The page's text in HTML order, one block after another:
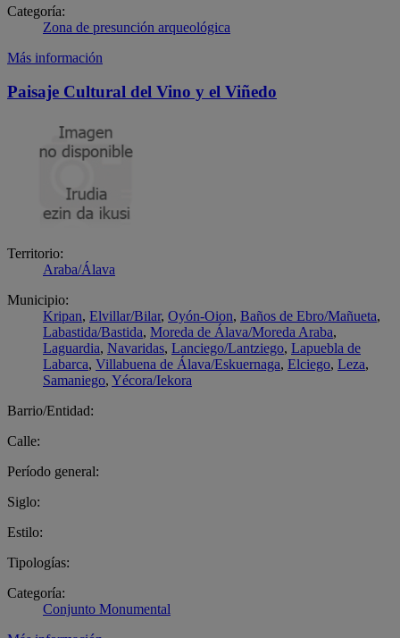
Categoría:
Zona de presunción arqueológica
Más información
Paisaje Cultural del Vino y el Viñedo
Territorio:
Araba/Álava
Municipio:
Kripan, Elvillar/Bilar, Oyón-Oion, Baños de Ebro/Mañueta,
Labastida/Bastida, Moreda de Álava/Moreda Araba,
Laguardia, Navaridas, Lanciego/Lantziego, Lapuebla de
Labarca, Villabuena de Álava/Eskuernaga, Elciego, Leza,
Samaniego, Yécora/Iekora
Barrio/Entidad:
Calle:
Período general:
Siglo:
Estilo:
Tipologías:
Categoría:
Conjunto Monumental